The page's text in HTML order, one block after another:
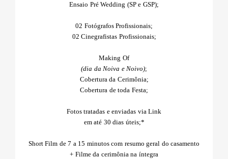
Ensaio Pré Wedding (SP e GSP);
02 Fotógrafos Profissionais;
02 Cinegrafistas Profissionais;
Making Of
(dia da Noiva e Noivo);
Cobertura da Cerimônia;
Cobertura de toda Festa;
Fotos tratadas e enviadas via Link
em até 30 dias úteis;*
Short Film de 7 a 15 minutos com resumo geral do casamento
+ Filme da cerimônia na íntegra